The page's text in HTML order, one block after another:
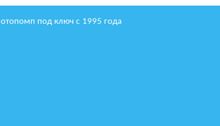
под ключ с 1995 года